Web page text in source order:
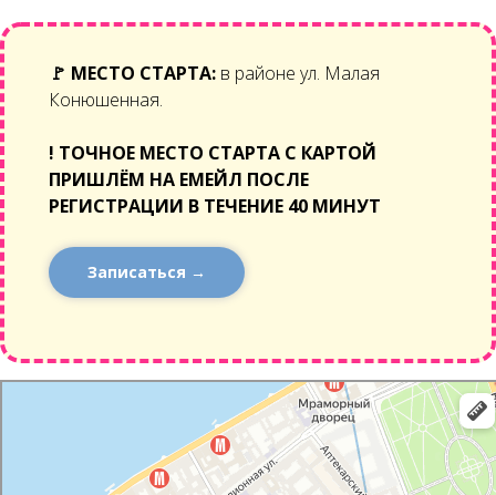
🚩 МЕСТО СТАРТА: в районе ул. Малая
Конюшенная.
! ТОЧНОЕ МЕСТО СТАРТА С КАРТОЙ
ПРИШЛЁМ НА ЕМЕЙЛ ПОСЛЕ
РЕГИСТРАЦИИ В ТЕЧЕНИЕ 40 МИНУТ
Записаться →